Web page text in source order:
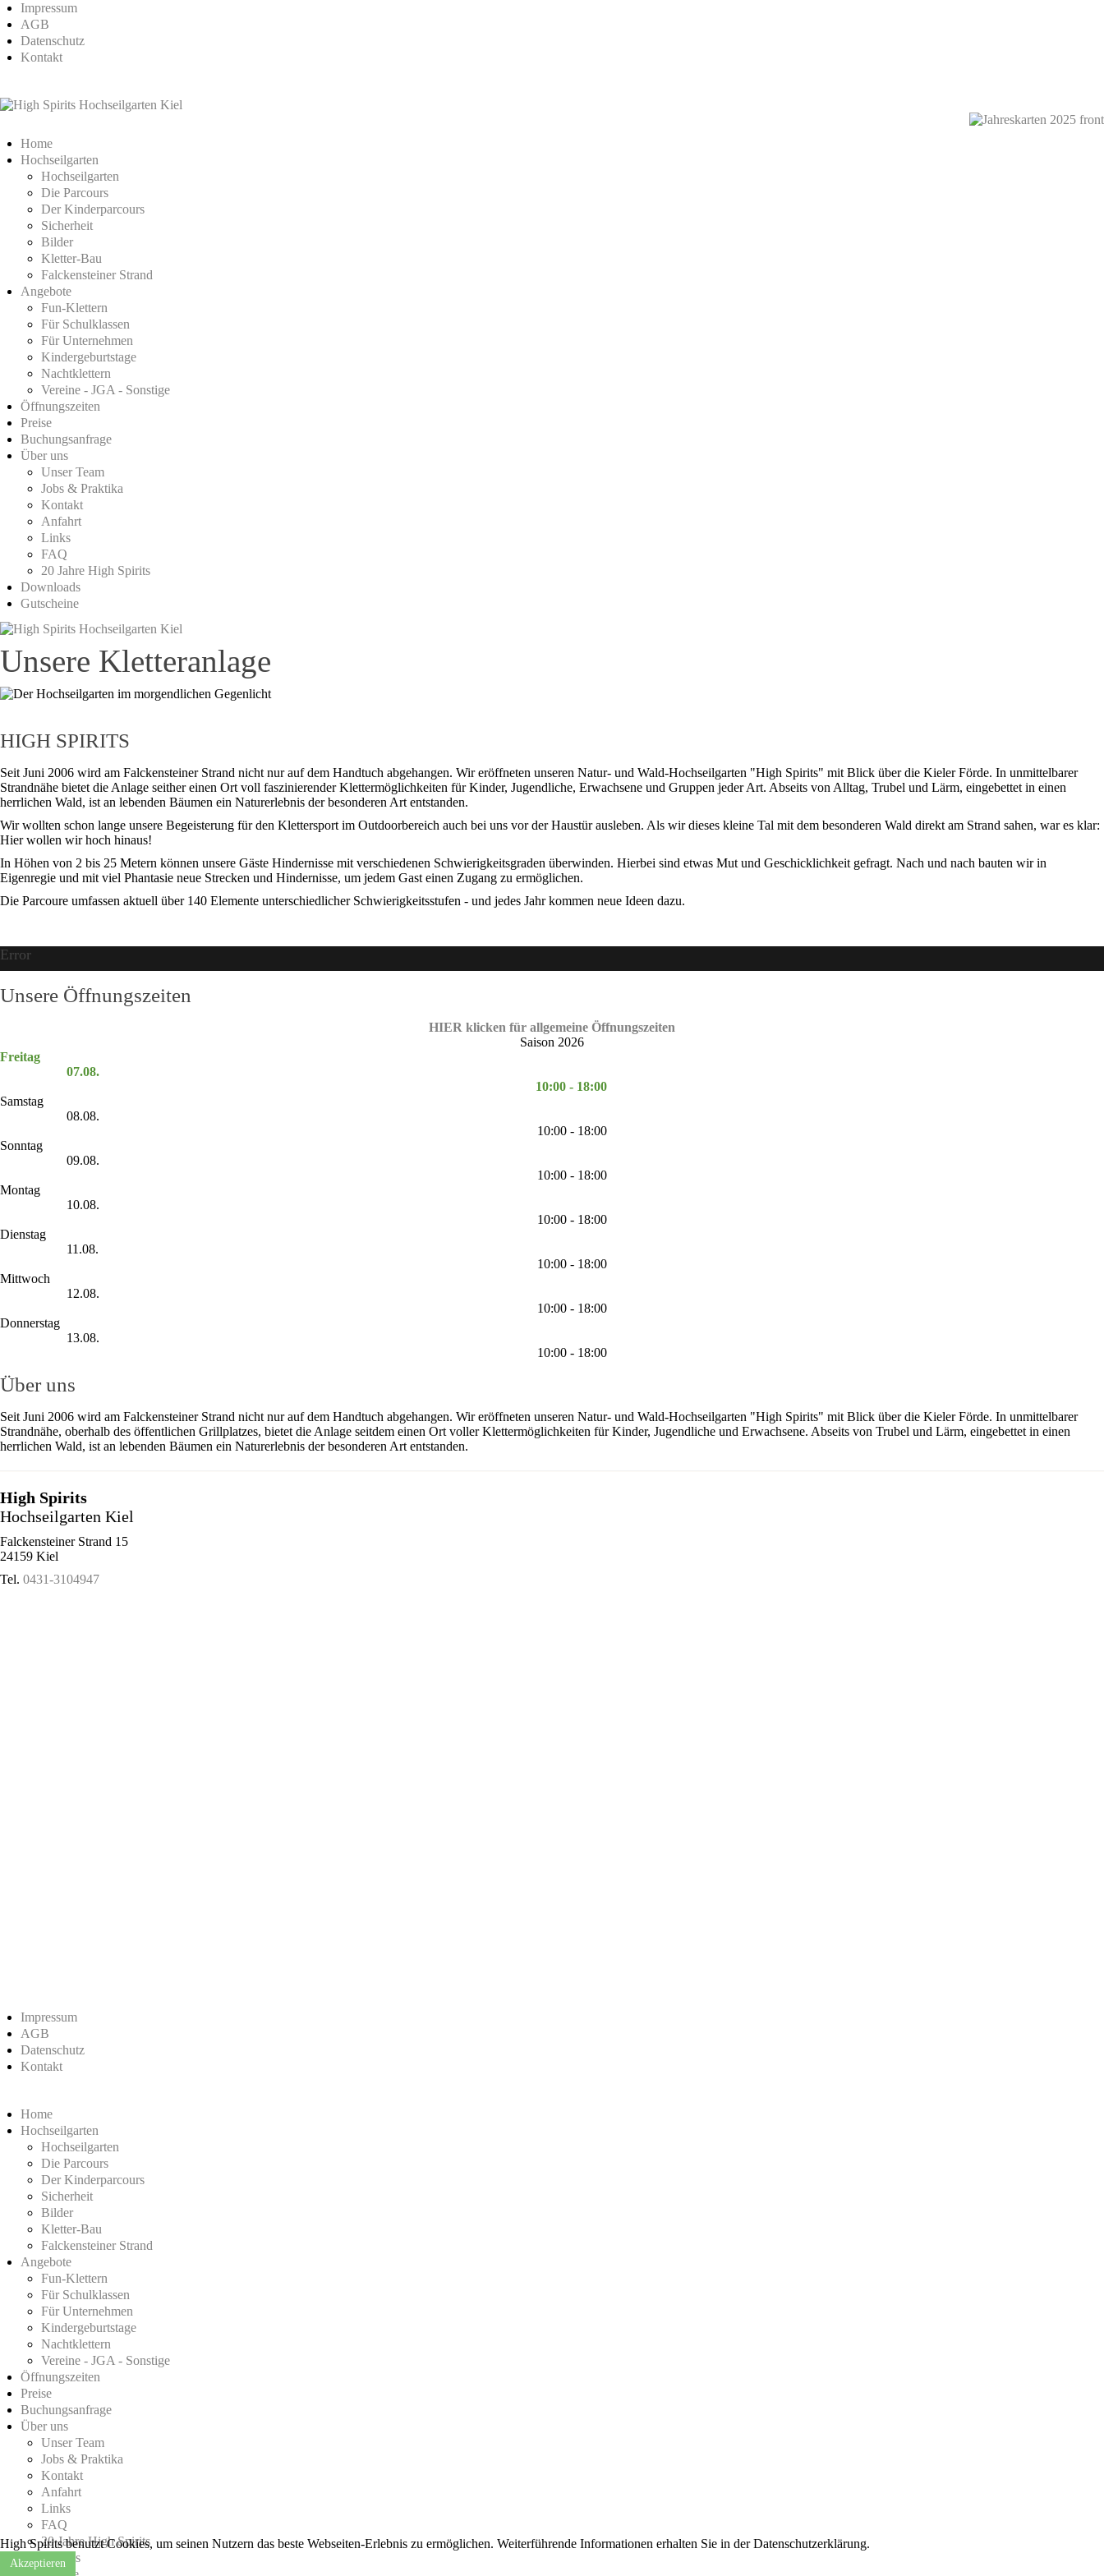
Impressum
AGB
Datenschutz
Kontakt
Home
Hochseilgarten
Hochseilgarten
Die Parcours
Der Kinderparcours
Sicherheit
Bilder
Kletter-Bau
Falckensteiner Strand
Angebote
Fun-Klettern
Für Schulklassen
Für Unternehmen
Kindergeburtstage
Nachtklettern
Vereine - JGA - Sonstige
Öffnungszeiten
Preise
Buchungsanfrage
Über uns
Unser Team
Jobs & Praktika
Kontakt
Anfahrt
Links
FAQ
20 Jahre High Spirits
Downloads
Gutscheine
Unsere Kletteranlage
HIGH SPIRITS
Seit Juni 2006 wird am Falckensteiner Strand nicht nur auf dem Handtuch abgehangen. Wir eröffneten unseren Natur- und Wald-Hochseilgarten "High Spirits" mit Blick über die Kieler Förde. In unmittelbarer
Strandnähe bietet die Anlage seither einen Ort voll faszinierender Klettermöglichkeiten für Kinder, Jugendliche, Erwachsene und Gruppen jeder Art. Abseits von Alltag, Trubel und Lärm, eingebettet in einen
herrlichen Wald, ist an lebenden Bäumen ein Naturerlebnis der besonderen Art entstanden.
Wir wollten schon lange unsere Begeisterung für den Klettersport im Outdoorbereich auch bei uns vor der Haustür ausleben. Als wir dieses kleine Tal mit dem besonderen Wald direkt am Strand sahen, war es klar:
Hier wollen wir hoch hinaus!
In Höhen von 2 bis 25 Metern können unsere Gäste Hindernisse mit verschiedenen Schwierigkeitsgraden überwinden. Hierbei sind etwas Mut und Geschicklichkeit gefragt. Nach und nach bauten wir in
Eigenregie und mit viel Phantasie neue Strecken und Hindernisse, um jedem Gast einen Zugang zu ermöglichen.
Die Parcoure umfassen aktuell über 140 Elemente unterschiedlicher Schwierigkeitsstufen - und jedes Jahr kommen neue Ideen dazu.
Error
Unsere Öffnungszeiten
HIER klicken für allgemeine Öffnungszeiten
Saison 2026
Freitag
07.08.
10:00 - 18:00
Samstag
08.08.
10:00 - 18:00
Sonntag
09.08.
10:00 - 18:00
Montag
10.08.
10:00 - 18:00
Dienstag
11.08.
10:00 - 18:00
Mittwoch
12.08.
10:00 - 18:00
Donnerstag
13.08.
10:00 - 18:00
Über uns
Seit Juni 2006 wird am Falckensteiner Strand nicht nur auf dem Handtuch abgehangen. Wir eröffneten unseren Natur- und Wald-Hochseilgarten "High Spirits" mit Blick über die Kieler Förde. In unmittelbarer
Strandnähe, oberhalb des öffentlichen Grillplatzes, bietet die Anlage seitdem einen Ort voller Klettermöglichkeiten für Kinder, Jugendliche und Erwachsene. Abseits von Trubel und Lärm, eingebettet in einen
herrlichen Wald, ist an lebenden Bäumen ein Naturerlebnis der besonderen Art entstanden.
High Spirits
Hochseilgarten Kiel
Falckensteiner Strand 15
24159 Kiel
Tel. 0431-3104947
Impressum
AGB
Datenschutz
Kontakt
Home
Hochseilgarten
Hochseilgarten
Die Parcours
Der Kinderparcours
Sicherheit
Bilder
Kletter-Bau
Falckensteiner Strand
Angebote
Fun-Klettern
Für Schulklassen
Für Unternehmen
Kindergeburtstage
Nachtklettern
Vereine - JGA - Sonstige
Öffnungszeiten
Preise
Buchungsanfrage
Über uns
Unser Team
Jobs & Praktika
Kontakt
Anfahrt
Links
FAQ
20 Jahre High Spirits
Downloads
High Spirits benutzt Cookies, um seinen Nutzern das beste Webseiten-Erlebnis zu ermöglichen. Weiterführende Informationen erhalten Sie in der Datenschutzerklärung.
Akzeptieren